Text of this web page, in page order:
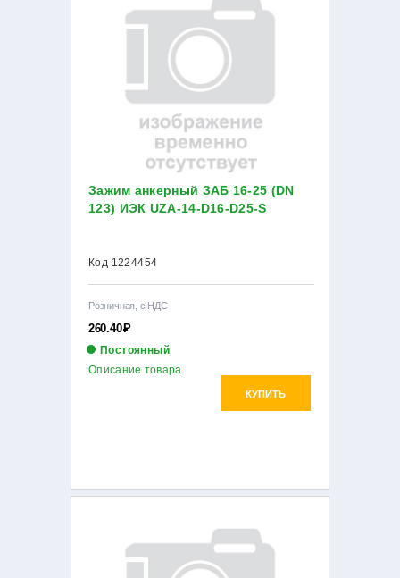
Зажим анкерный ЗАБ 16-25 (DN
123) ИЭК UZA-14-D16-D25-S
Код 1224454
Розничная, с НДС
260.40Р
Постоянный
КУПИТЬ
Описание товара